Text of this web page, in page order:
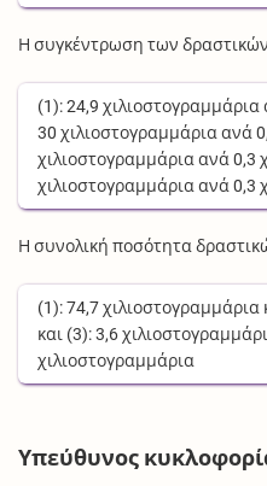
Η συγκέντρωση των
(1):24,9 χιλιοστογραμμάρια
30 χιλιοστογραμμάρια ανά
χιλιοστογραμμάρια ανά0,3
χιλιοστογραμμάρια ανά0,3
Η συνολική ποσότητα
(1):74,7χιλιοστογραμμάρια
και (3):3,6
χιλιοστογραμμάρια
Υπεύθυνος